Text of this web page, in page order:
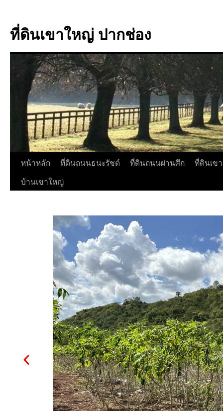
ที่ดินเขาใหญ่ ปากช่อง
หน้าหลัก ที่ดินถนนธนะรัชต์ ที่ดินถนนผ่านศึก
ที่ดินเข
บ้านเขาใหญ่